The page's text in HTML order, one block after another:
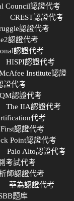
Council認證代考
CREST認證代考
認證代考
認證代考
認證代考
HISPI認證代考
Institute認證
證代考
認證代考
The IIA認證代考
代考
認證代考
Point認證代考
Palo Alto認證代考
考試代考
師認證代考
華為認證代考
题库